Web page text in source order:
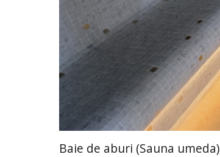
Baie de aburi (Sauna umeda)